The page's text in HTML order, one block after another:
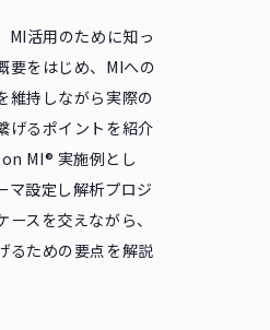
MI活用のために知っ
要をはじめ、MIへの
維持しながら実際の
げるポイントを紹介
MI® 実施例とし
マ設定し解析プロジ
スを交えながら、
るための要点を解説